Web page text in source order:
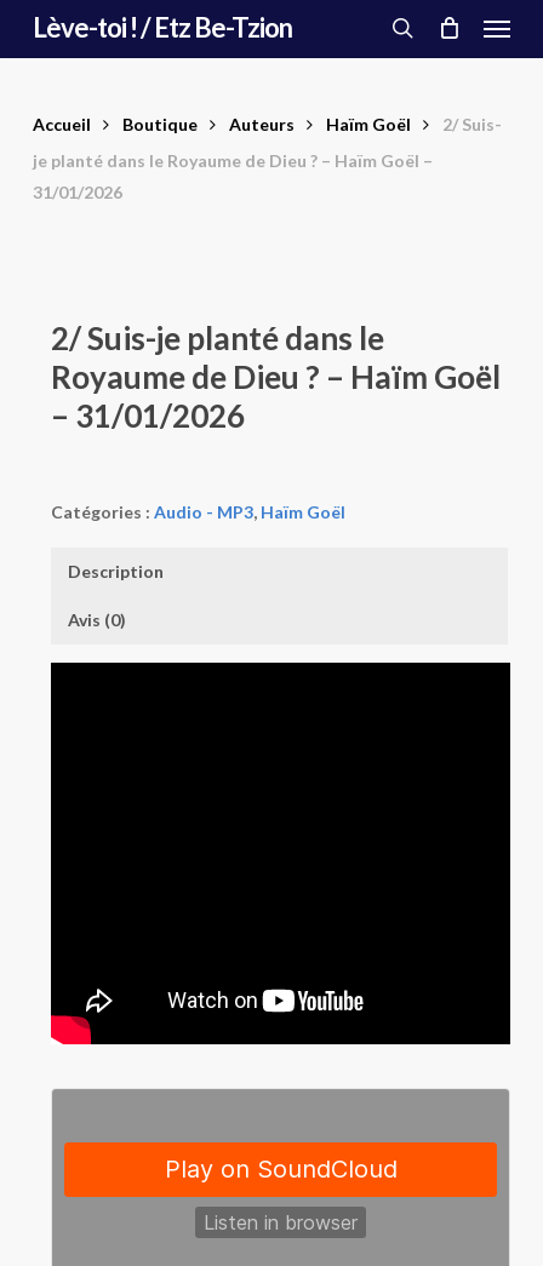
Lève-toi ! / Etz Be-Tzion
search
Menu
Accueil Boutique Auteurs Haïm Goël
2/ Suis-
je planté dans le Royaume de Dieu ? – Haïm Goël –
31/01/2026
2/ Suis-je planté dans le
Royaume de Dieu ? – Haïm Goël
– 31/01/2026
Catégories : Audio - MP3, Haïm Goël
Description
Avis (0)